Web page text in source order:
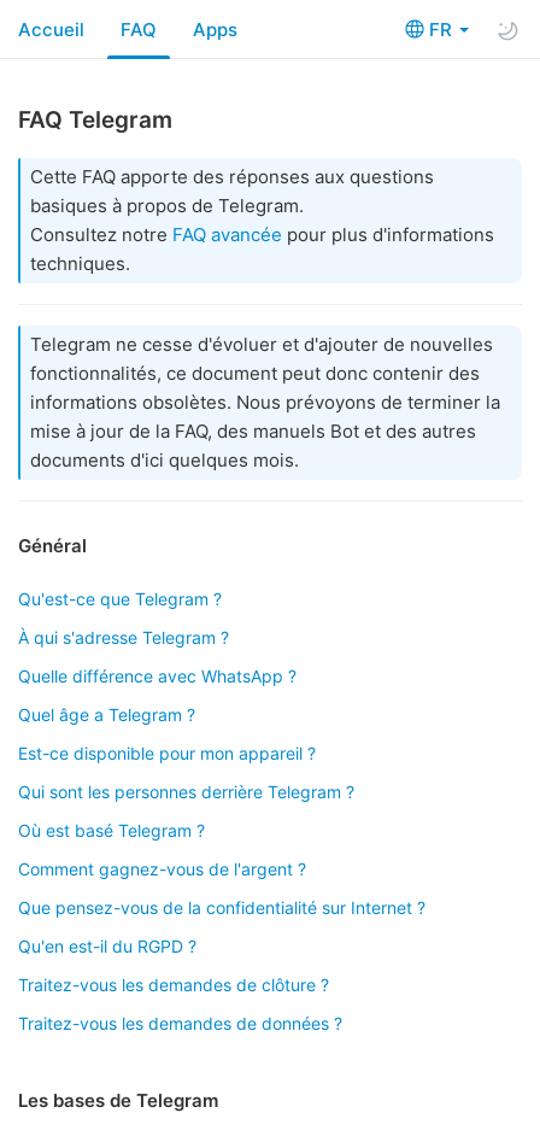
FR
Accueil FAQ Apps
FAQ Telegram
Cette FAQ apporte des réponses aux questions
basiques à propos de Telegram.
Consultez notre FAQ avancée pour plus d'informations
techniques.
Telegram ne cesse d'évoluer et d'ajouter de nouvelles
fonctionnalités, ce document peut donc contenir des
informations obsolètes. Nous prévoyons de terminer la
mise à jour de la FAQ, des manuels Bot et des autres
documents d'ici quelques mois.
Général
Qu'est-ce que Telegram ?
À qui s'adresse Telegram ?
Quelle différence avec WhatsApp ?
Quel âge a Telegram ?
Est-ce disponible pour mon appareil ?
Qui sont les personnes derrière Telegram ?
Où est basé Telegram ?
Comment gagnez-vous de l'argent ?
Que pensez-vous de la confidentialité sur Internet ?
Qu'en est-il du RGPD ?
Traitez-vous les demandes de clôture ?
Traitez-vous les demandes de données ?
Les bases de Telegram